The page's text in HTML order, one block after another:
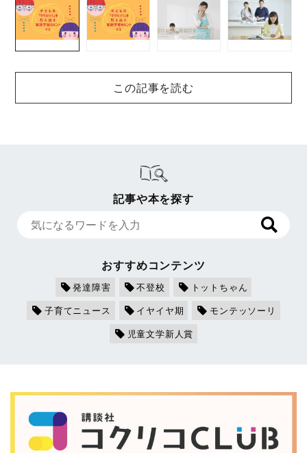
この記事を読む
記事や本を探す
おすすめコンテンツ
発達障害 不登校
トットちゃん
子育てニュース
イヤイヤ期
モンテッソーリ
児童文学新人賞